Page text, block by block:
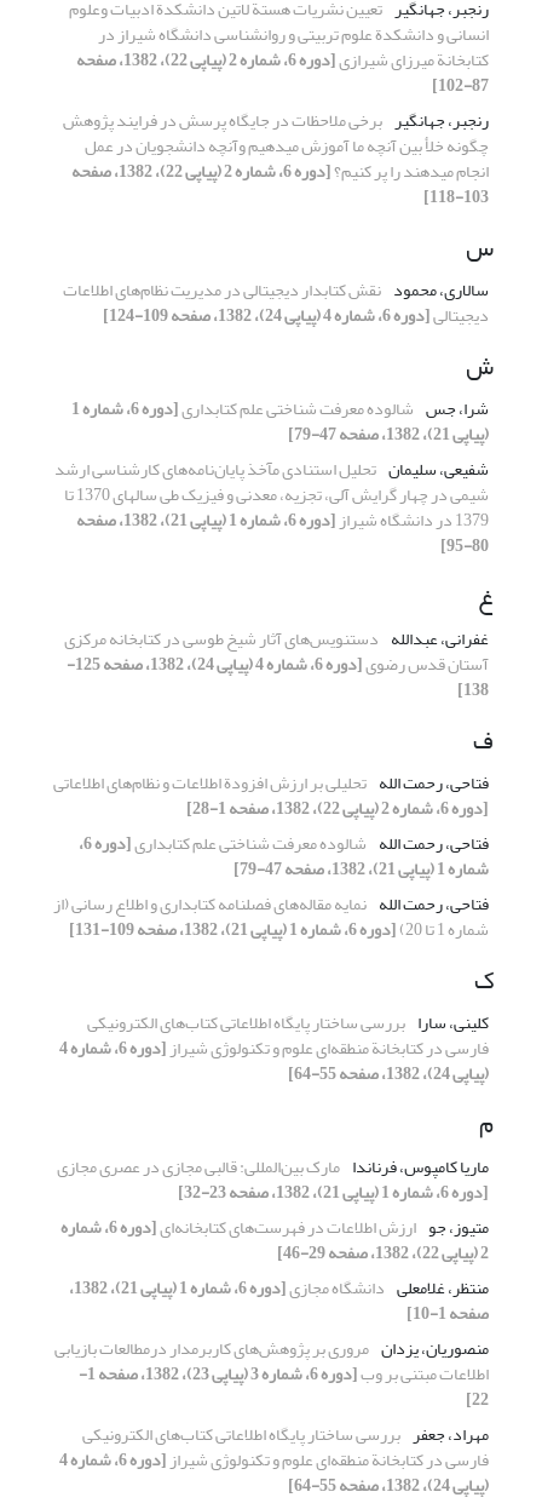
رنجبر، جهانگیر تعیین نشریات هستة لاتین دانشکدة ادبیات وعلوم
انسانی و دانشکدة علوم تربیتی و روانشناسی دانشگاه شیراز در
کتابخانة میرزای شیرازی [دوره 6، شماره 2 (پیاپی 22)، 1382، صفحه
87-102]
رنجبر، جهانگیر برخی ملاحظات در جایگاه پرسش در فرایند پژوهش
چگونه خلأ بین آنچه ما آموزش می‏دهیم وآنچه دانشجویان در عمل
انجام می‏دهند را پر کنیم؟ [دوره 6، شماره 2 (پیاپی 22)، 1382، صفحه
103-118]
س
سالاری، محمود نقش کتابدار دیجیتالی در مدیریت نظام‌های اطلاعات
دیجیتالی[دوره 6، شماره 4 (پیاپی 24)، 1382، صفحه 109-124]
ش
شرا، جس شالوده معرفت ‌شناختی علم کتابداری [دوره 6، شماره 1
(پیاپی 21)، 1382، صفحه 47-79]
شفیعی، سلیمان تحلیل استنادی مآخذ پایان‌نامه‌های کارشناسی ارشد
شیمی در چهار گرایش آلی، تجزیه، معدنی و فیزیک طی سالهای 1370 تا
1379 در دانشگاه شیراز [دوره 6، شماره 1 (پیاپی 21)، 1382، صفحه
80-95]
غ
غفرانی، عبدالله دستنویس‌های آثار شیخ طوسی در کتابخانه مرکزی
آستان قدس رضوی [دوره 6، شماره 4 (پیاپی 24)، 1382، صفحه 125-
138]
ف
فتاحی، رحمت الله تحلیلی بر ارزش افزودة اطلاعات و نظام‌های اطلاعاتی
[دوره 6، شماره 2 (پیاپی 22)، 1382، صفحه 1-28]
فتاحی، رحمت الله شالوده معرفت ‌شناختی علم کتابداری [دوره 6،
شماره 1 (پیاپی 21)، 1382، صفحه 47-79]
فتاحی، رحمت الله نمایه مقاله‌های فصلنامه کتابداری و اطلاع رسانی (از
شماره 1 تا 20) [دوره 6، شماره 1 (پیاپی 21)، 1382، صفحه 109-131]
ک
کلینی، سارا بررسی ساختار پایگاه اطلاعاتی کتاب‌های الکترونیکی
فارسی در کتابخانة منطقه‌ای علوم و تکنولوژی شیراز [دوره 6، شماره 4
(پیاپی 24)، 1382، صفحه 55-64]
م
ماریا کامپوس، فرناندا مارک بین‌المللی: قالبی مجازی در عصری مجازی
[دوره 6، شماره 1 (پیاپی 21)، 1382، صفحه 23-32]
متیوز، جو ارزش اطلاعات در فهرست‌های کتابخانه‌ای [دوره 6، شماره
2 (پیاپی 22)، 1382، صفحه 29-46]
منتظر، غلامعلی دانشگاه مجازی [دوره 6، شماره 1 (پیاپی 21)، 1382،
صفحه 1-10]
منصوریان، یزدان مروری بر پژوهش‌های کاربر‌‌مدار درمطالعات بازیابی
اطلاعات مبتنی بر وب [دوره 6، شماره 3 (پیاپی 23)، 1382، صفحه 1-
22]
مهراد، جعفر بررسی ساختار پایگاه اطلاعاتی کتاب‌های الکترونیکی
فارسی در کتابخانة منطقه‌ای علوم و تکنولوژی شیراز [دوره 6، شماره 4
(پیاپی 24)، 1382، صفحه 55-64]